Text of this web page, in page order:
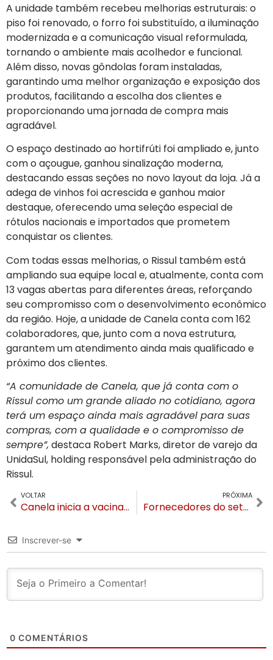
A unidade também recebeu melhorias estruturais: o
piso foi renovado, o forro foi substituído, a iluminação
modernizada e a comunicação visual reformulada,
tornando o ambiente mais acolhedor e funcional.
Além disso, novas gôndolas foram instaladas,
garantindo uma melhor organização e exposição dos
produtos, facilitando a escolha dos clientes e
proporcionando uma jornada de compra mais
agradável.
O espaço destinado ao hortifrúti foi ampliado e, junto
com o açougue, ganhou sinalização moderna,
destacando essas seções no novo layout da loja. Já a
adega de vinhos foi acrescida e ganhou maior
destaque, oferecendo uma seleção especial de
rótulos nacionais e importados que prometem
conquistar os clientes.
Com todas essas melhorias, o Rissul também está
ampliando sua equipe local e, atualmente, conta com
13 vagas abertas para diferentes áreas, reforçando
seu compromisso com o desenvolvimento econômico
da região. Hoje, a unidade de Canela conta com 162
colaboradores, que, junto com a nova estrutura,
garantem um atendimento ainda mais qualificado e
próximo dos clientes.
“A comunidade de Canela, que já conta com o
Rissul como um grande aliado no cotidiano, agora
terá um espaço ainda mais agradável para suas
compras, com a qualidade e o compromisso de
sempre”, destaca Robert Marks, diretor de varejo da
UnidaSul, holding responsável pela administração do
Rissul.
VOLTAR
Canela inicia a vacinação contra a gripe
PRÓXIMA
Fornecedores do setor têxtil chegam a Gramado para o Festival Internacional de Quilt e Patchwork
Inscrever-se
0 COMENTÁRIOS